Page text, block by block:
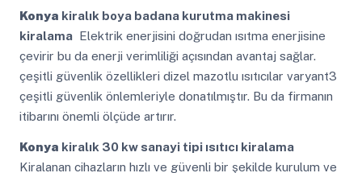
Konya kiralık boya badana kurutma makinesi
kiralamaElektrik enerjisini doğrudan ısıtma enerjisine
çevirir bu da enerji verimliliği açısından avantaj sağlar.
çeşitli güvenlik özellikleri dizel mazotlu ısıtıcılar varyant3
çeşitli güvenlik önlemleriyle donatılmıştır. Bu da firmanın
itibarını önemli ölçüde artırır.
Konya kiralık 30 kw sanayi tipi ısıtıcı kiralama
Kiralanan cihazların hızlı ve güvenli bir şekilde kurulum ve